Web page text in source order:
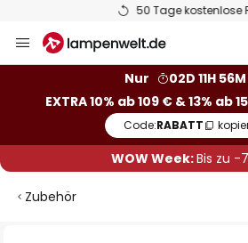
50 Tage kostenlose
Inhalt
Nur
02D 11H
EXTRA 10% ab 109 € & 13% ab
Code:RABATT
WOW Week:Bis zu -
Zubehör